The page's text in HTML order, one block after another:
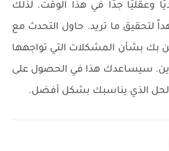
وعقليًا جدًا في هذا الوقت. لذلك
لتحقيق ما تريد. حاول التحدث مع
بك بشأن المشكلات التي تواجهها
سيساعدك هذا في الحصول على
الحل الذي يناسبك بشكل أفضل.